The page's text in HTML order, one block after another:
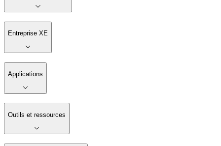
Entreprise XE
Applications
Outils et ressources